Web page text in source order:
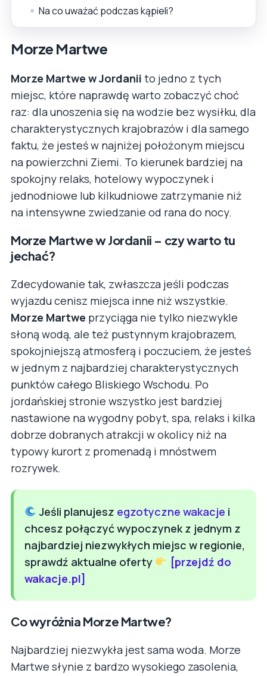
Na co uważać podczas kąpieli?
Morze Martwe
Morze Martwe w Jordanii to jedno z tych
miejsc, które naprawdę warto zobaczyć choć
raz: dla unoszenia się na wodzie bez wysiłku, dla
charakterystycznych krajobrazów i dla samego
faktu, że jesteś w najniżej położonym miejscu
na powierzchni Ziemi. To kierunek bardziej na
spokojny relaks, hotelowy wypoczynek i
jednodniowe lub kilkudniowe zatrzymanie niż
na intensywne zwiedzanie od rana do nocy.
Morze Martwe w Jordanii – czy warto tu
jechać?
Zdecydowanie tak, zwłaszcza jeśli podczas
wyjazdu cenisz miejsca inne niż wszystkie.
Morze Martwe przyciąga nie tylko niezwykle
słoną wodą, ale też pustynnym krajobrazem,
spokojniejszą atmosferą i poczuciem, że jesteś
w jednym z najbardziej charakterystycznych
punktów całego Bliskiego Wschodu. Po
jordańskiej stronie wszystko jest bardziej
nastawione na wygodny pobyt, spa, relaks i kilka
dobrze dobranych atrakcji w okolicy niż na
typowy kurort z promenadą i mnóstwem
rozrywek.
Jeśli planujesz egzotyczne wakacje i
chcesz połączyć wypoczynek z jednym z
najbardziej niezwykłych miejsc w regionie,
sprawdź aktualne oferty
[przejdź do
wakacje.pl]
Co wyróżnia Morze Martwe?
Najbardziej niezwykła jest sama woda. Morze
Martwe słynie z bardzo wysokiego zasolenia,